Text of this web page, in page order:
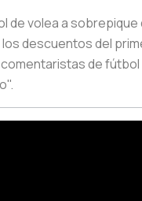
de volea a
descuentos del
de